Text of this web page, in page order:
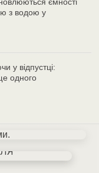
ємності
з водою у
у відпустці:
одного